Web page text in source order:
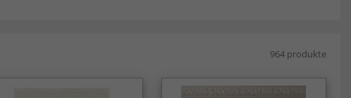
964 produkte